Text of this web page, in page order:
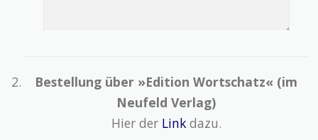
Bestellung über »Edition Wortschatz« (im
Neufeld Verlag)
Hier der Linkdazu.